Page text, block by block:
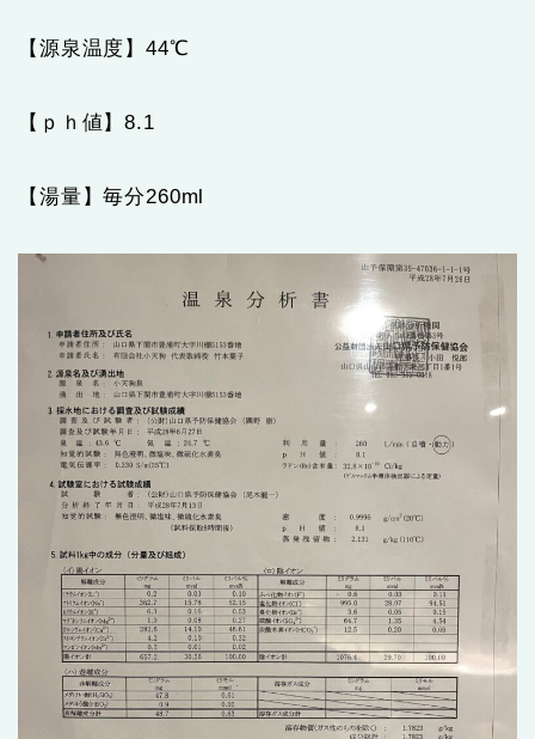
【源泉温度】44℃
【ｐｈ値】8.1
【湯量】毎分260ml